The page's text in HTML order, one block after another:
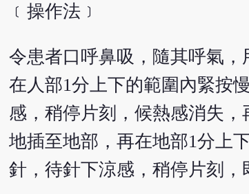
﹝操作法﹞
令患者口呼鼻吸，隨其呼氣，
在人部1分上下的範圍內緊按
感，稍停片刻，候熱感消失
地插至地部，再在地部1分上
針，待針下涼感，稍停片刻，